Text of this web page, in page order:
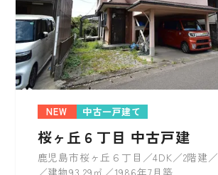
NEW 中古一戸建て
桜ヶ丘６丁目 中古戸建
鹿児島市桜ヶ丘６丁目／4DK／2階建／
／建物93.29㎡／1986年7月築